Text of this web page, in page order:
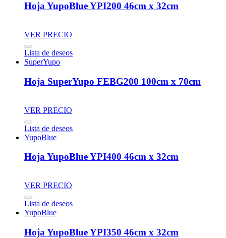
Hoja YupoBlue YPI200 46cm x 32cm
VER PRECIO
Lista de deseos
SuperYupo
Hoja SuperYupo FEBG200 100cm x 70cm
VER PRECIO
Lista de deseos
YupoBlue
Hoja YupoBlue YPI400 46cm x 32cm
VER PRECIO
Lista de deseos
YupoBlue
Hoja YupoBlue YPI350 46cm x 32cm